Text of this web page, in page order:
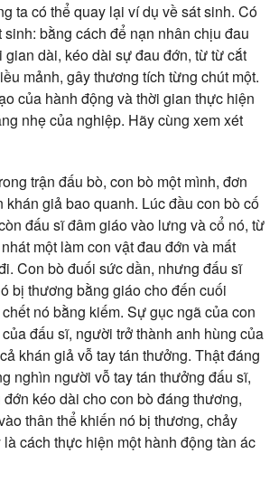
ta có thể quay lại ví dụ về sát sinh. Có
sinh: bằng cách để nạn nhân chịu đau
gian dài, kéo dài sự đau đớn, từ từ cắt
mảnh, gây thương tích từng chút một.
của hành động và thời gian thực hiện
nhẹ của nghiệp. Hãy cùng xem xét
trận đấu bò, con bò một mình, đơn
khán giả bao quanh. Lúc đầu con bò cố
đấu sĩ đâm giáo vào lưng và cổ nó, từ
một làm con vật đau đớn và mất
Con bò đuối sức dần, nhưng đấu sĩ
bị thương bằng giáo cho đến cuối
nó bằng kiếm. Sự gục ngã của con
đấu sĩ, người trở thành anh hùng của
khán giả vỗ tay tán thưởng. Thật đáng
nghìn người vỗ tay tán thưởng đấu sĩ,
kéo dài cho con bò đáng thương,
thân thể khiến nó bị thương, chảy
cách thực hiện một hành động tàn ác